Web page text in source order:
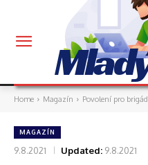
Home Magazín Povolení pro
MAGAZÍN
9.8.2021 Updated: 9.8.2021